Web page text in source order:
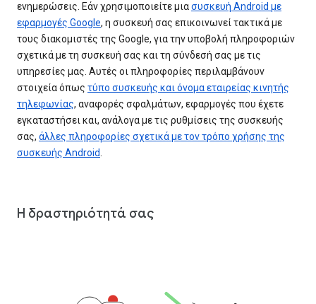
ενημερώσεις. Εάν χρησιμοποιείτε μιασυσκευή Android με
εφαρμογές Google, η συσκευή σας επικοινωνεί τακτικά με
τους διακομιστές της Google, για την υποβολή πληροφοριών
σχετικά με τη συσκευή σας και τη σύνδεσή σας με τις
υπηρεσίες μας. Αυτές οι πληροφορίες περιλαμβάνουν
στοιχεία όπως τύπο συσκευής και όνομα εταιρείας κινητής
τηλεφωνίας, αναφορές σφαλμάτων, εφαρμογές που έχετε
εγκαταστήσει και, ανάλογα με τις ρυθμίσεις της συσκευής
σας, άλλες πληροφορίες σχετικά με τον τρόπο χρήσης της
συσκευής Android.
Η δραστηριότητά σας